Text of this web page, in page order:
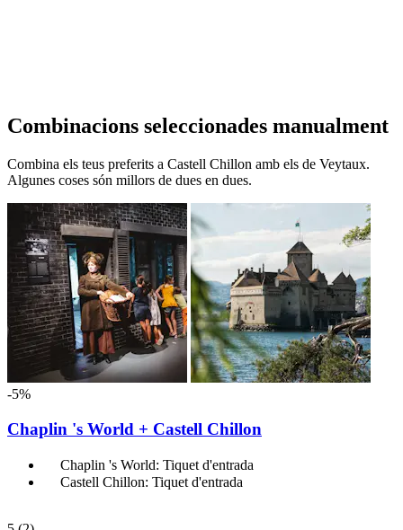
Combinacions seleccionades manualment
Combina els teus preferits a Castell Chillon amb els de Veytaux.
Algunes coses són millors de dues en dues.
-5%
Chaplin 's World + Castell Chillon
Chaplin 's World: Tiquet d'entrada
Castell Chillon: Tiquet d'entrada